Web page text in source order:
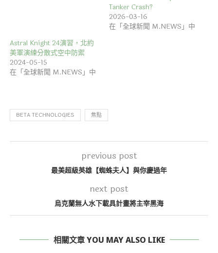
Tanker Crash?
2026-03-16
在「全球新聞 M.NEWS」中
Astral Knight 24演習，北約
美軍演練分散式空中防禦
2024-05-15
在「全球新聞 M.NEWS」中
BETA TECHNOLOGIES 焦點
previous post
最美超級英雄【蜘蛛夫人】與你慶過年
next post
烏克蘭無人水下載具計畫將主宰黑海
相關文章 YOU MAY ALSO LIKE